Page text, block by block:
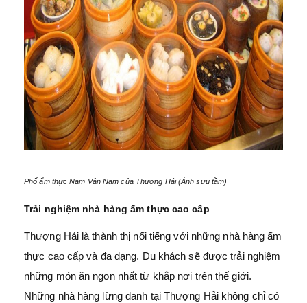
Phố ẩm thực Nam Vân Nam của Thượng Hải (Ảnh sưu tầm)
Trải nghiệm nhà hàng ẩm thực cao cấp
Thượng Hải là thành thị nổi tiếng với những nhà hàng ẩm
thực cao cấp và đa dạng. Du khách sẽ được trải nghiệm
những món ăn ngon nhất từ khắp nơi trên thế giới.
Những nhà hàng lừng danh tại Thượng Hải không chỉ có